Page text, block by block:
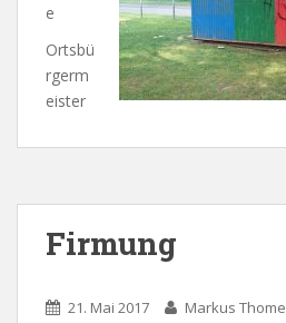
e
Ortsbü
rgerm
eister
Firmung
21. Mai 2017 Markus Thome